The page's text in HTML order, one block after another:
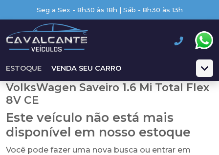
Seg a Sex - 8h30 às 18h | Sáb - 8h30 às 13h
ESTOQUE VENDA SEU CARRO
VolksWagen Saveiro 1.6 Mi Total Flex
8V CE
Este veículo não está mais
disponível em nosso estoque
Você pode fazer uma nova busca ou entrar em